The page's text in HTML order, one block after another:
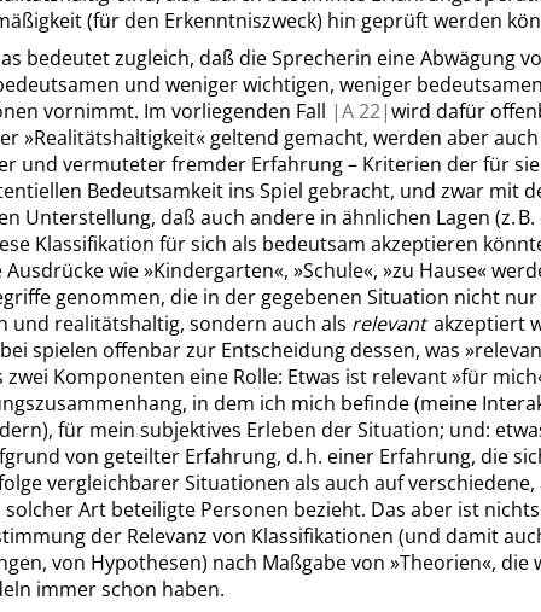
(für den Erkenntniszweck) hin geprüft werden
bedeutet zugleich, daß die Sprecherin eine Abwägung
und weniger wichtigen, weniger
vornimmt. Im vorliegenden Fall |A22|wird dafür
»Realitätshaltigkeit« geltend gemacht, werden aber
und vermuteter fremder Erfahrung – Kriterien der für
Bedeutsamkeit ins Spiel gebracht, und zwar mit
Unterstellung, daß auch andere in ähnlichen Lagen (z.
Klassifikation für sich als bedeutsam akzeptieren
Ausdrücke wie»Kindergarten«, »Schule«, »zu Hause«
genommen, die in der gegebenen Situation nicht nur
und realitätshaltig, sondern auch als relevantakzeptiert
spielen offenbar zur Entscheidung dessen, was »
Komponenten eine Rolle: Etwas ist relevant»für mich
in dem ich mich befinde (meine
für mein subjektives Erleben der Situation; und:
von geteilter Erfahrung, d. h. einer Erfahrung, die
vergleichbarer Situationen als auch auf verschiedene,
Art beteiligte Personen bezieht. Das aber ist
der Relevanz von Klassifikationen (und damit
von Hypothesen) nach Maßgabe von »Theorien«, die
immer schon haben.